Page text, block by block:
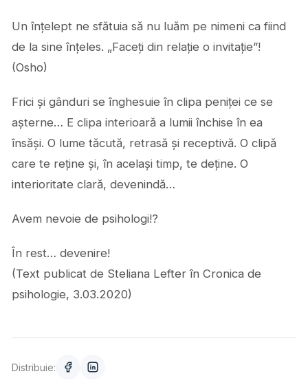
Un înțelept ne sfătuia să nu luăm pe nimeni ca fiind
de la sine înțeles. „Faceți din relație o invitație”!
(Osho)
Frici și gânduri se înghesuie în clipa peniței ce se
așterne… E clipa interioară a lumii închise în ea
însăși. O lume tăcută, retrasă și receptivă. O clipă
care te reține și, în același timp, te deține. O
interioritate clară, devenindă…
Avem nevoie de psihologi!?
În rest… devenire!
(Text publicat de Steliana Lefter în Cronica de
psihologie, 3.03.2020)
Distribuie: